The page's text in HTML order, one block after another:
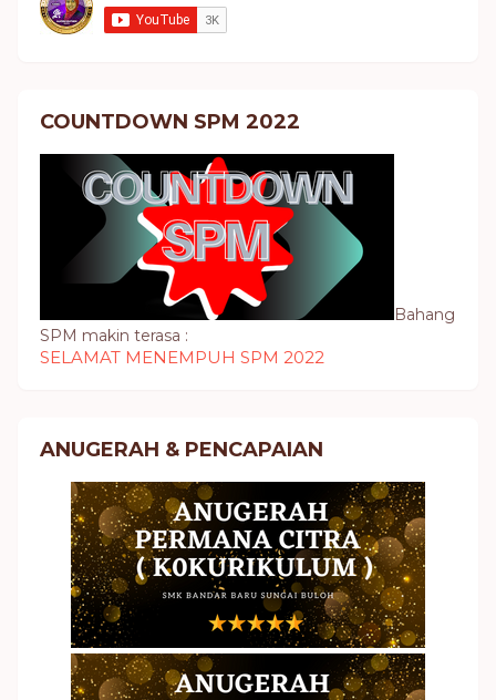
COUNTDOWN SPM 2022
Bahang
SPM makin terasa :
SELAMAT MENEMPUH SPM 2022
ANUGERAH & PENCAPAIAN